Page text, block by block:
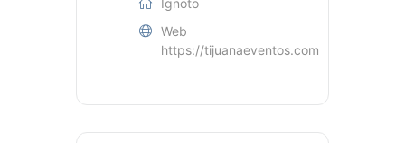
Ignoto
Web
https://tijuanaeventos.com